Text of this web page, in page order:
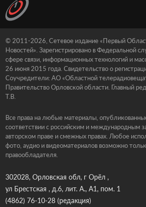
© 2011-2026, Сетевое издание «Первый
Новостей». Зарегистрировано в Федеральной
сфере связи, информационных технологий и
26 июня 2015 года. Свидетельство о
Соучредители: АО «Областной
Правительство Орловской области. Главный
Т.В.
Все права на любые материалы,
соответствии с российским и международным
авторском праве и смежных правах. Любое
фото, аудио и видеоматериалов возможно
правообладателя.
302028, Орловская обл, г Орёл ,
ул Брестская , д.6, лит. А., А1, пом. 1
(4862) 76-10-28(редакция)